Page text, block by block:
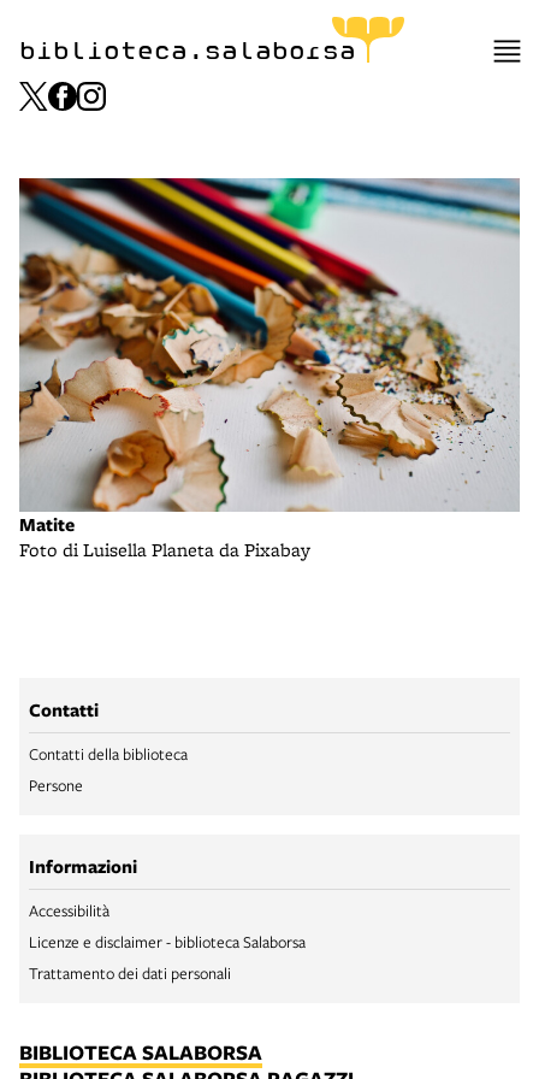
biblioteca.salaborsa
Matite
Foto di Luisella Planeta da Pixabay
Contatti
Contatti della biblioteca
Persone
Informazioni
Accessibilità
Licenze e disclaimer - biblioteca Salaborsa
Trattamento dei dati personali
BIBLIOTECA SALABORSA